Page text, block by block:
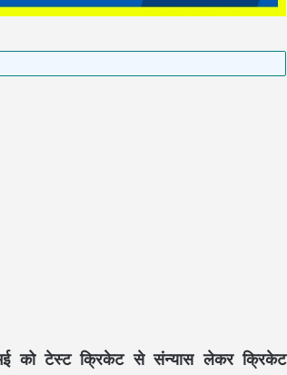
को टेस्ट क्रिकेट से संन्यास लेकर क्रिकेट